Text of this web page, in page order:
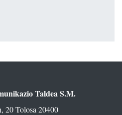
Taldea S.M.
20 Tolosa 20400